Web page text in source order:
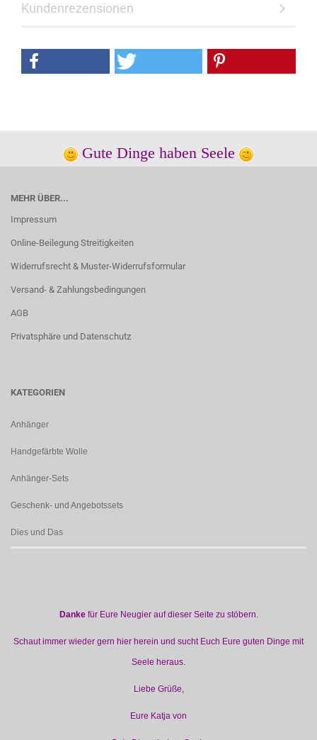
Kundenrezensionen
Gute Dinge haben Seele
MEHR ÜBER...
Impressum
Online-Beilegung Streitigkeiten
Widerrufsrecht & Muster-Widerrufsformular
Versand- & Zahlungsbedingungen
AGB
Privatsphäre und Datenschutz
KATEGORIEN
Anhänger
Handgefärbte Wolle
Anhänger-Sets
Geschenk- und Angebotssets
Dies und Das
Dankefür Eure Neugier auf dieser Seite zu stöbern.
Schaut immer wieder gern hier herein und sucht Euch Eure guten Dinge mit
Seele heraus.
Liebe Grüße,
Eure Katja von